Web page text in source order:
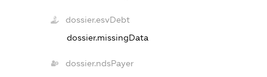
dossier.esvDebt
dossier.missingData
dossier.ndsPayer